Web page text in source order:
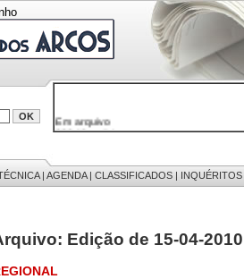
Em arquivo
32646 notícias
9886 mensagens
201 registos
| AGENDA| CLASSIFICADOS | INQUÉRITOS
Edição de 15-04-2010